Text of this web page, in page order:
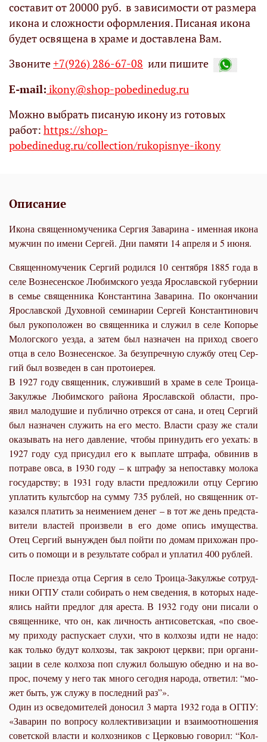
составит от 20000 руб. в зависимости от размера
икона и сложности оформления. Писаная икона
будет освящена в храме и доставлена Вам.
Звоните+7(926) 286-67-08 или пишите
Е-mail: ikony@shop-pobedinedug.ru
Можно выбрать писаную икону из готовых
работ: https://shop-
pobedinedug.ru/collection/rukopisnye-ikony
Описание
Икона священномученика Сергия Заварина - именная икона
мужчин по имени Сергей. Дни памяти 14 апреля и 5 июня.
Свя­щен­но­му­че­ник Сер­гий ро­дил­ся 10 сен­тяб­ря 1885 го­да в
се­ле Воз­не­сен­ское Лю­бим­ско­го уез­да Яро­слав­ской гу­бер­нии
в се­мье свя­щен­ни­ка Кон­стан­ти­на За­ва­ри­на. По окон­ча­нии
Яро­слав­ской Ду­хов­ной се­ми­на­рии Сер­гей Кон­стан­ти­но­вич
был ру­ко­по­ло­жен во свя­щен­ни­ка и слу­жил в се­ле Ко­по­рье
Мо­лог­ско­го уез­да, а за­тем был на­зна­чен на при­ход сво­е­го
от­ца в се­ло Воз­не­сен­ское. За без­упреч­ную служ­бу отец Сер­
гий был воз­ве­ден в сан про­то­и­е­рея.
В 1927 го­ду свя­щен­ник, слу­жив­ший в хра­ме в се­ле Тро­и­ца-
За­кул­жье Лю­бим­ско­го рай­о­на Яро­слав­ской об­ла­сти, про­
явил ма­ло­ду­шие и пуб­лич­но от­рек­ся от са­на, и отец Сер­гий
был на­зна­чен слу­жить на его ме­сто. Вла­сти сра­зу же ста­ли
ока­зы­вать на него дав­ле­ние, чтобы при­ну­дить его уехать: в
1927 го­ду суд при­су­дил его к вы­пла­те штра­фа, об­ви­нив в
по­тра­ве ов­са, в 1930 го­ду – к штра­фу за непо­став­ку мо­ло­ка
го­су­дар­ству; в 1931 го­ду вла­сти пред­ло­жи­ли от­цу Сер­гию
упла­тить культсбор на сум­му 735 руб­лей, но свя­щен­ник от­
ка­зал­ся пла­тить за неиме­ни­ем де­нег – в тот же день пред­ста­
ви­те­ли вла­стей про­из­ве­ли в его до­ме опись иму­ще­ства.
Отец Сер­гий вы­нуж­ден был пой­ти по до­мам при­хо­жан про­
сить о по­мо­щи и в ре­зуль­та­те со­брал и упла­тил 400 руб­лей.
По­сле при­ез­да от­ца Сер­гия в се­ло Тро­и­ца-За­кул­жье со­труд­
ни­ки ОГПУ ста­ли со­би­рать о нем све­де­ния, в ко­то­рых на­де­
я­лись най­ти пред­лог для аре­ста. В 1932 го­ду они пи­са­ли о
свя­щен­ни­ке, что он, как лич­ность ан­ти­со­вет­ская, «по сво­е­
му при­хо­ду рас­пус­ка­ет слу­хи, что в кол­хо­зы ид­ти не на­до:
как толь­ко бу­дут кол­хо­зы, так за­кро­ют церк­ви; при ор­га­ни­
за­ции в се­ле кол­хо­за поп слу­жил боль­шую обед­ню и на во­
прос, по­че­му у него так мно­го се­го­дня на­ро­да, от­ве­тил: “мо­
жет быть, уж слу­жу в по­след­ний раз”».
Один из осве­до­ми­те­лей до­но­сил 3 мар­та 1932 го­да в ОГПУ:
«За­ва­рин по во­про­су кол­лек­ти­ви­за­ции и вза­и­мо­от­но­ше­ния
со­вет­ской вла­сти и кол­хоз­ни­ков с Цер­ко­вью го­во­рил: “Кол­